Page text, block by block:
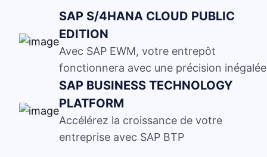
SAP S/4HANA CLOUD PUBLIC
EDITION
Avec SAP EWM, votre entrepôt
fonctionnera avec une précision inégalée
SAP BUSINESS TECHNOLOGY
PLATFORM
Accélérez la croissance de votre
entreprise avec SAP BTP